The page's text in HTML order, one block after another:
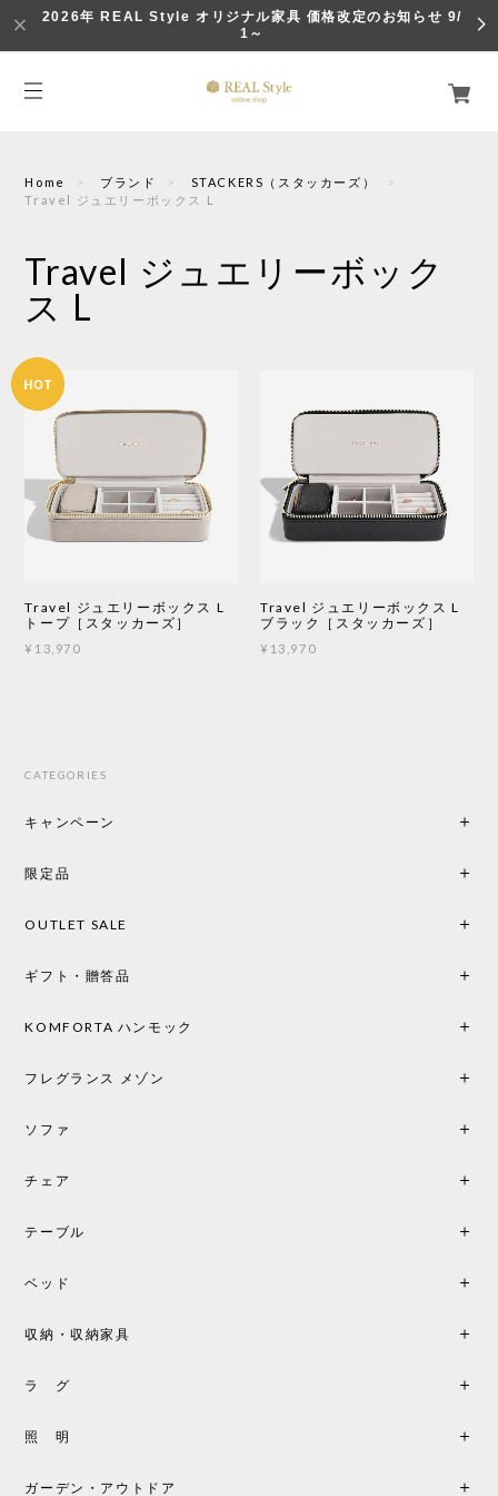
2026年 REAL Style オリジナル家具 価格改定のお知らせ 9/
1～
Home ブランド
STACKERS（スタッカーズ）
Travel ジュエリーボックス L
Travel ジュエリーボック
ス L
Travel ジュエリーボックス L
トープ［スタッカーズ］
¥13,970
Travel ジュエリーボックス L
ブラック［スタッカーズ］
¥13,970
CATEGORIES
キャンペーン
限定品
OUTLET SALE
ギフト・贈答品
KOMFORTA ハンモック
フレグランス メゾン
ソファ
チェア
テーブル
ベッド
収納・収納家具
ラ グ
照 明
ガーデン・アウトドア